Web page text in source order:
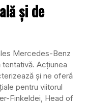
și de
Mercedes-Benz
Acțiunea
și ne oferă
pentru viitorul
Finkeldei, Head of